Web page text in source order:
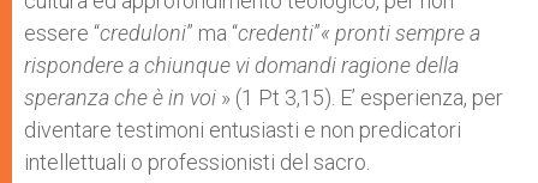
essere “creduloni” ma “credenti”« pronti sempre a
rispondere a chiunque vi domandi ragione della
speranza che è in voi » (1 Pt 3,15). E’ esperienza, per
diventare testimoni entusiasti e non predicatori
intellettuali o professionisti del sacro.